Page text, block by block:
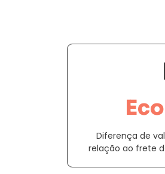
Diferença de
relação ao frete